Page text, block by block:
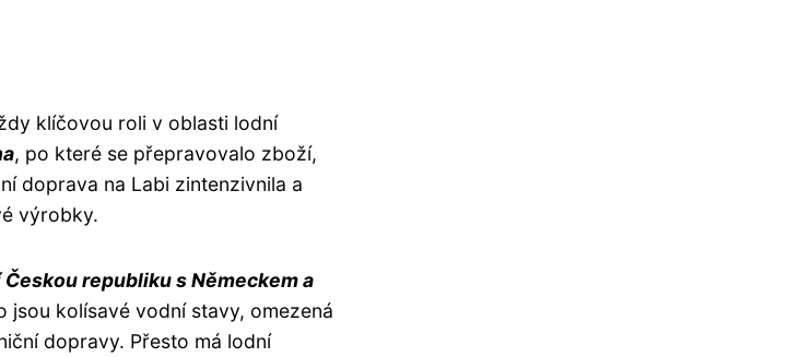
klíčovou roli v oblasti lodní
, po které se přepravovalo zboží,
doprava na Labi zintenzivnila a
výrobky.
republiku s Německem a
kolísavé vodní stavy, omezená
dopravy. Přesto má ​​lodní